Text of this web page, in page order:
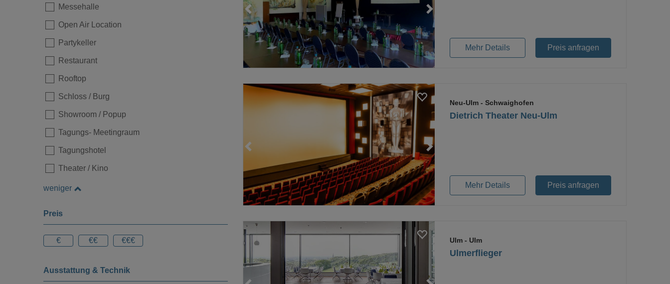
Messehalle
Open Air Location
Partykeller
Restaurant
Rooftop
Schloss / Burg
Showroom / Popup
Tagungs- Meetingraum
Tagungshotel
Theater / Kino
weniger
Preis
€ €€ €€€
Ausstattung & Technik
Loading...
Mehr Details Preis anfragen
Dietrich Theater Neu-Ulm
Neu-Ulm- Schwaighofen
Mehr Details Preis anfragen
Loading... Loading...
Ulmerflieger
Ulm- Ulm